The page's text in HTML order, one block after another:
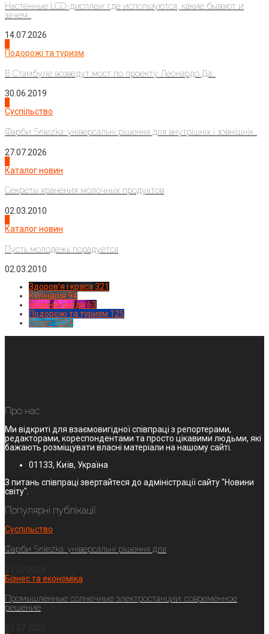
Настенные LCD-дисплеи: где используются, какие бывают и
зачем...
14.07.2026
Подорожі та туризм
В Стамбуле возведут мост по проекту Леонардо Да...
30.06.2019
Суспільство
Фарби Sniezka: універсальні рішення для внутрішніх і зовнішніх...
27.07.2026
Каталог новин
Секреты хранения молочных продуктов
02.03.2010
Каталог новин
Пусть молодежь порадуется
02.03.2010
Здоров'я і краса 321
Кулінарія 94
Новинки моди 63
Подорожі та туризм 125
Спорт1224
Про нас
Ми відкриті для взаємовигідної співпраці з репортерами,
редакторами, кореспондентами та просто цікавими людьми, які
бажають розміщувати власні матеріали на нашому сайті.
01133, Київ, Україна
З питань співпраці звертайтеся до адміністрації сайту "Новини
світу".
Популярні публікації
Суспільство
Фарби Sniezka: універсальні рішення для
Бізнес та економіка
Промышленные солнечные электростанции: современное
решение